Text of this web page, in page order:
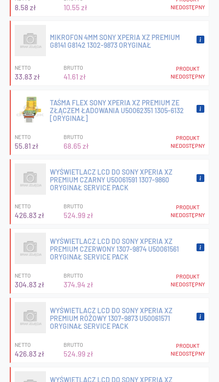
8.58 zł 10.55 zł
NIEDOSTĘPNY
MIKROFON 4MM SONY XPERIA XZ PREMIUM
G8141 G8142 1302-9873 ORYGINAŁ
NETTO
33.83 zł
BRUTTO
41.61 zł
PRODUKT
NIEDOSTĘPNY
TAŚMA FLEX SONY XPERIA XZ PREMIUM ZE
ZŁĄCZEM ŁADOWANIA U50062351 1305-6132
[ORYGINAŁ]
NETTO
55.81 zł
BRUTTO
68.65 zł
PRODUKT
NIEDOSTĘPNY
WYŚWIETLACZ LCD DO SONY XPERIA XZ
PREMIUM CZARNY U50061591 1307-9860
ORYGINAŁ SERVICE PACK
NETTO
426.83 zł
BRUTTO
524.99 zł
PRODUKT
NIEDOSTĘPNY
WYŚWIETLACZ LCD DO SONY XPERIA XZ
PREMIUM CZERWONY 1307-9874 U50061561
ORYGINAŁ SERVICE PACK
NETTO
304.83 zł
BRUTTO
374.94 zł
PRODUKT
NIEDOSTĘPNY
WYŚWIETLACZ LCD DO SONY XPERIA XZ
PREMIUM RÓŻOWY 1307-9873 U50061571
ORYGINAŁ SERVICE PACK
NETTO
426.83 zł
BRUTTO
524.99 zł
PRODUKT
NIEDOSTĘPNY
WYŚWIETLACZ LCD DO SONY XPERIA XZ